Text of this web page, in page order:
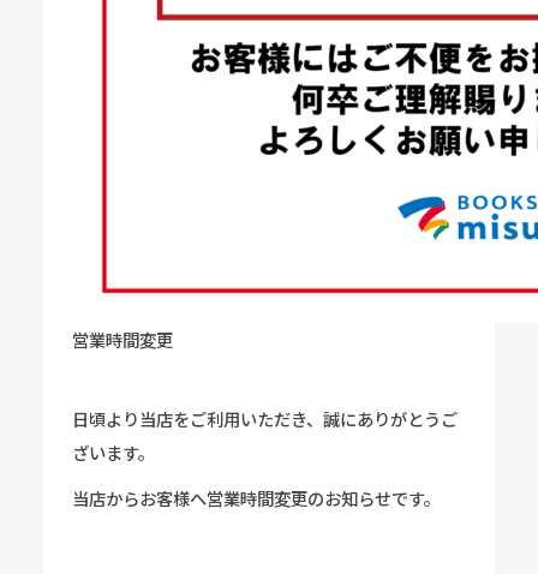
営業時間変更
日頃より当店をご利用いただき、誠にありがとうご
ざいます。
当店からお客様へ営業時間変更のお知らせです。